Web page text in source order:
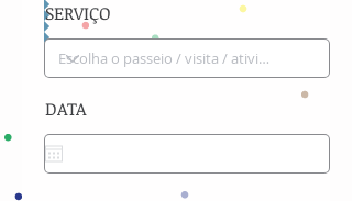
SERVIÇO
DATA